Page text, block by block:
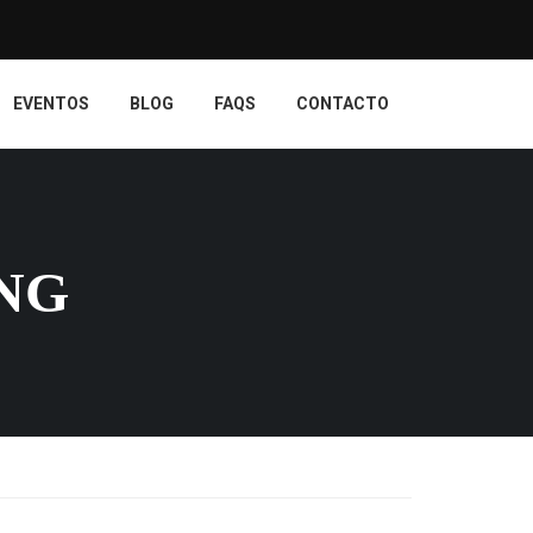
EVENTOS BLOG FAQS CONTACTO